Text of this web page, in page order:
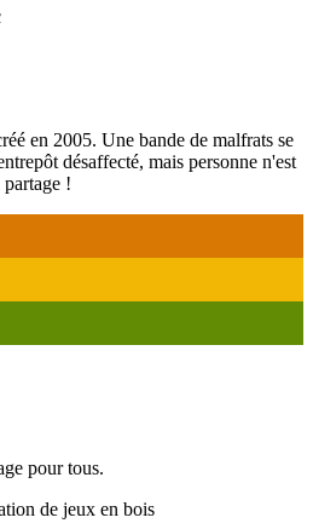
en 2005. Une bande de malfrats se
désaffecté, mais personne n'est
!
pour tous.
de jeux en bois